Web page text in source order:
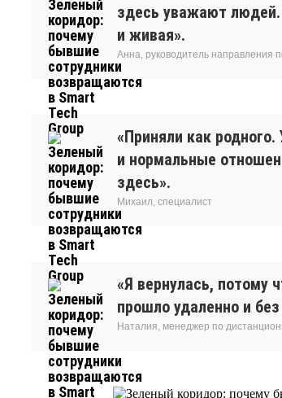
здесь уважают людей.
и живая».
Анна, руководитель направления
«Приняли как
и нормальные
здесь».
Михаил, специалист
«Я вернулась, потому
прошло удаленно и
Наталия, менеджер по